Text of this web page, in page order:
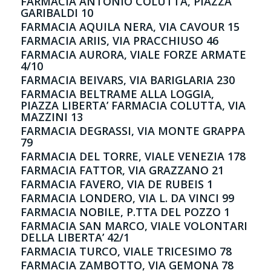
GARIBALDI 10
FARMACIA AQUILA NERA, VIA CAVOUR 15
FARMACIA ARIIS, VIA PRACCHIUSO 46
FARMACIA AURORA, VIALE FORZE ARMATE
4/10
FARMACIA BEIVARS, VIA BARIGLARIA 230
FARMACIA BELTRAME ALLA LOGGIA,
PIAZZA LIBERTA’ FARMACIA COLUTTA, VIA
MAZZINI 13
FARMACIA DEGRASSI, VIA MONTE GRAPPA
79
FARMACIA DEL TORRE, VIALE VENEZIA 178
FARMACIA FATTOR, VIA GRAZZANO 21
FARMACIA FAVERO, VIA DE RUBEIS 1
FARMACIA LONDERO, VIA L. DA VINCI 99
FARMACIA NOBILE, P.TTA DEL POZZO 1
FARMACIA SAN MARCO, VIALE VOLONTARI
DELLA LIBERTA’ 42/1
FARMACIA TURCO, VIALE TRICESIMO 78
FARMACIA ZAMBOTTO, VIA GEMONA 78